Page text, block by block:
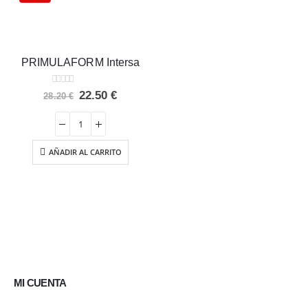
PRIMULAFORM Intersa
0 out of 5
28.20€ El
era:
28.20 €.
22.50€El
22.50 €.
AÑADIR AL CARRITO
MI CUENTA